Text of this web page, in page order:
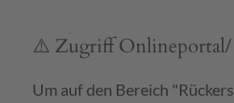
⚠️ Zugriff Onlineportal/
Um auf den Bereich